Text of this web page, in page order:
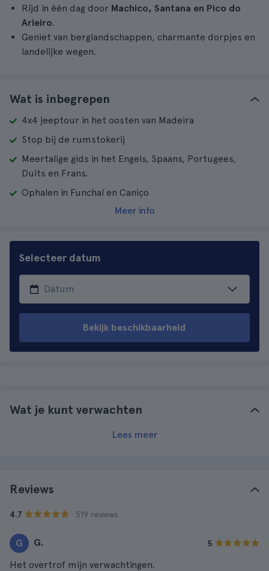
Rijd in één dag door Machico, Santana en Pico do
Arieiro.
Geniet van berglandschappen, charmante dorpjes en
landelijke wegen.
Wat is inbegrepen
4x4 jeeptour in het oosten van Madeira
Stop bij de rumstokerij
Meertalige gids in het Engels, Spaans, Portugees,
Duits en Frans.
Ophalen in Funchal en Caniço
Meer info
Selecteer datum
Bekijk beschikbaarheid
Wat je kunt verwachten
Lees meer
Reviews
4.7 · 519 reviews
G G. 5
Het overtrof mijn verwachtingen.